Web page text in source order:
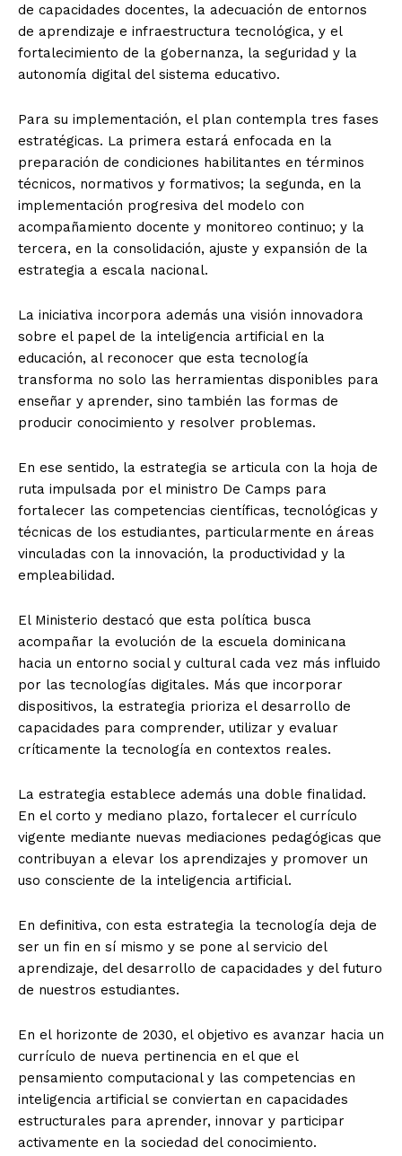
de capacidades docentes, la adecuación de entornos
de aprendizaje e infraestructura tecnológica, y el
fortalecimiento de la gobernanza, la seguridad y la
autonomía digital del sistema educativo.
Para su implementación, el plan contempla tres fases
estratégicas. La primera estará enfocada en la
preparación de condiciones habilitantes en términos
técnicos, normativos y formativos; la segunda, en la
implementación progresiva del modelo con
acompañamiento docente y monitoreo continuo; y la
tercera, en la consolidación, ajuste y expansión de la
estrategia a escala nacional.
La iniciativa incorpora además una visión innovadora
sobre el papel de la inteligencia artificial en la
educación, al reconocer que esta tecnología
transforma no solo las herramientas disponibles para
enseñar y aprender, sino también las formas de
producir conocimiento y resolver problemas.
En ese sentido, la estrategia se articula con la hoja de
ruta impulsada por el ministro De Camps para
fortalecer las competencias científicas, tecnológicas y
técnicas de los estudiantes, particularmente en áreas
vinculadas con la innovación, la productividad y la
empleabilidad.
El Ministerio destacó que esta política busca
acompañar la evolución de la escuela dominicana
hacia un entorno social y cultural cada vez más influido
por las tecnologías digitales. Más que incorporar
dispositivos, la estrategia prioriza el desarrollo de
capacidades para comprender, utilizar y evaluar
críticamente la tecnología en contextos reales.
La estrategia establece además una doble finalidad.
En el corto y mediano plazo, fortalecer el currículo
vigente mediante nuevas mediaciones pedagógicas que
contribuyan a elevar los aprendizajes y promover un
uso consciente de la inteligencia artificial.
En definitiva, con esta estrategia la tecnología deja de
ser un fin en sí mismo y se pone al servicio del
aprendizaje, del desarrollo de capacidades y del futuro
de nuestros estudiantes.
En el horizonte de 2030, el objetivo es avanzar hacia un
currículo de nueva pertinencia en el que el
pensamiento computacional y las competencias en
inteligencia artificial se conviertan en capacidades
estructurales para aprender, innovar y participar
activamente en la sociedad del conocimiento.